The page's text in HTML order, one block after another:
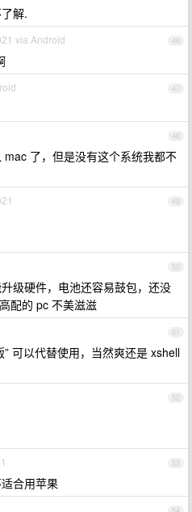
解.
46
via Android
47
48
了，但是没有这个系统我都不
49
50
级硬件，电池还容易鼓包，还没
配的 pc 不美滋滋
51
” 可以代替使用，当然爽还是 xshell
52
53
合用苹果